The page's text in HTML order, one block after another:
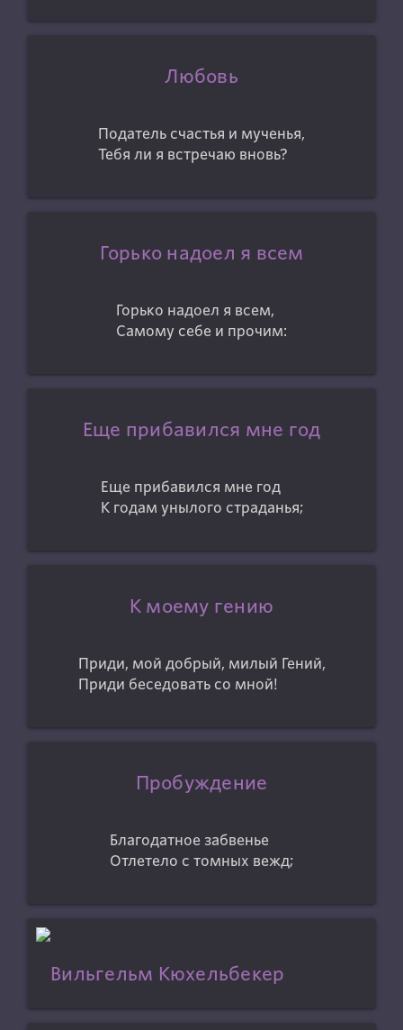
Любовь
Податель счастья и мученья,
Тебя ли я встречаю вновь?
Горько надоел я всем
Горько надоел я всем,
Самому себе и прочим:
Еще прибавился мне год
Еще прибавился мне год
К годам унылого страданья;
К моему гению
Приди, мой добрый, милый Гений,
Приди беседовать со мной!
Пробуждение
Благодатное забвенье
Отлетело с томных вежд;
Вильгельм Кюхельбекер